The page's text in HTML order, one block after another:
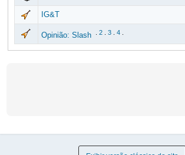
IG&T
Opinião: Slash 2. 3. 4.